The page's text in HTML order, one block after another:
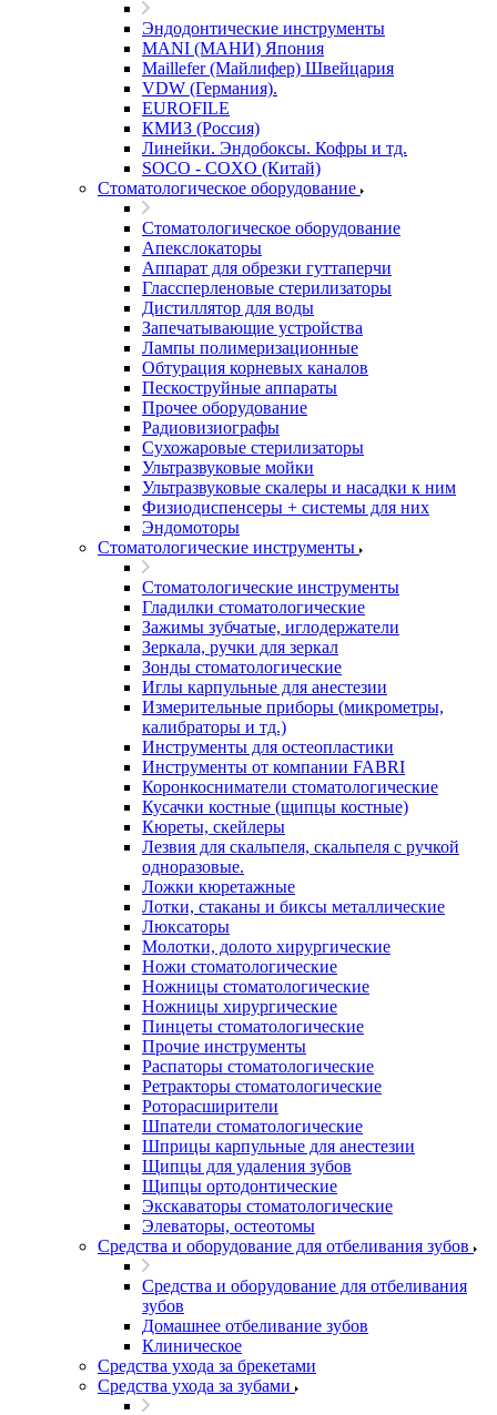
Эндодонтические инструменты
MANI (МАНИ) Япония
Maillefer (Майлифер) Швейцария
VDW (Германия).
EUROFILE
КМИЗ (Россия)
Линейки. Эндобоксы. Кофры и тд.
SOCO - COXO (Китай)
Стоматологическое оборудование
Стоматологическое оборудование
Апекслокаторы
Аппарат для обрезки гуттаперчи
Глассперленовые стерилизаторы
Дистиллятор для воды
Запечатывающие устройства
Лампы полимеризационные
Обтурация корневых каналов
Пескоструйные аппараты
Прочее оборудование
Радиовизиографы
Сухожаровые стерилизаторы
Ультразвуковые мойки
Ультразвуковые скалеры и насадки к ним
Физиодиспенсеры + системы для них
Эндомоторы
Стоматологические инструменты
Стоматологические инструменты
Гладилки стоматологические
Зажимы зубчатые, иглодержатели
Зеркала, ручки для зеркал
Зонды стоматологические
Иглы карпульные для анестезии
Измерительные приборы (микрометры,
калибраторы и тд.)
Инструменты для остеопластики
Инструменты от компании FABRI
Коронкосниматели стоматологические
Кусачки костные (щипцы костные)
Кюреты, скейлеры
Лезвия для скальпеля, скальпеля с ручкой
одноразовые.
Ложки кюретажные
Лотки, стаканы и биксы металлические
Люксаторы
Молотки, долото хирургические
Ножи стоматологические
Ножницы стоматологические
Ножницы хирургические
Пинцеты стоматологические
Прочие инструменты
Распаторы стоматологические
Ретракторы стоматологические
Роторасширители
Шпатели стоматологические
Шприцы карпульные для анестезии
Щипцы для удаления зубов
Щипцы ортодонтические
Экскаваторы стоматологические
Элеваторы, остеотомы
Средства и оборудование для отбеливания зубов
Средства и оборудование для отбеливания
зубов
Домашнее отбеливание зубов
Клиническое
Средства ухода за брекетами
Средства ухода за зубами